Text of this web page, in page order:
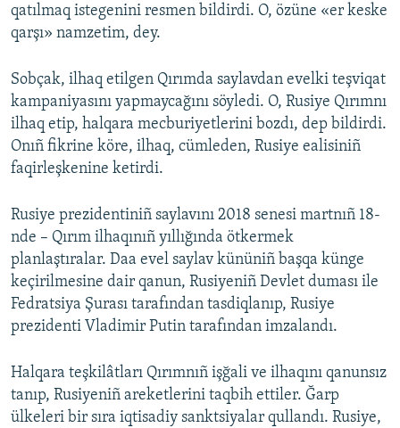
qatılmaq istegenini resmen bildirdi. O, özüne «er keske
qarşı» namzetim, dey.
Sobçak, ilhaq etilgen Qırımda saylavdan evelki teşviqat
kampaniyasını yapmaycağını söyledi. O, Rusiye Qırımnı
ilhaq etip, halqara mecburiyetlerini bozdı, dep bildirdi.
Onıñ fikrine köre, ilhaq, cümleden, Rusiye ealisiniñ
faqirleşkenine ketirdi.
Rusiye prezidentiniñ saylavını 2018 senesi martnıñ 18-
nde – Qırım ilhaqınıñ yıllığında ötkermek
planlaştıralar. Daa evel saylav kününiñ başqa künge
keçirilmesine dair qanun, Rusiyeniñ Devlet duması ile
Fedratsiya Şurası tarafından tasdiqlanıp, Rusiye
prezidenti Vladimir Putin tarafından imzalandı.
Halqara teşkilâtları Qırımnıñ işğali ve ilhaqını qanunsız
tanıp, Rusiyeniñ areketlerini taqbih ettiler. Ğarp
ülkeleri bir sıra iqtisadiy sanktsiyalar qullandı. Rusiye,